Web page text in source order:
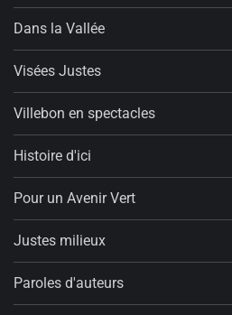
Dans la Vallée
Visées Justes
Villebon en spectacles
Histoire d'ici
Pour un Avenir Vert
Justes milieux
Paroles d'auteurs